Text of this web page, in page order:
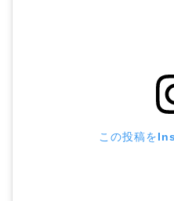
この投稿を